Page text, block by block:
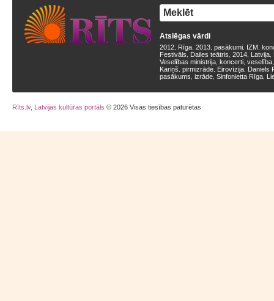
Atslēgas vārdi
2012 Rīga 2013 pasākumi IZM
Festivāls
Dailes teātris 2014 Latvija
Veselības ministrija koncerti veselība
Kariņš pirmizrāde Eirovīzija Daniels
pasākums izrāde Sinfonietta Rīga
Rīts.lv, Latvijas kultūras portāls © 2026 Visas tiesības paturētas